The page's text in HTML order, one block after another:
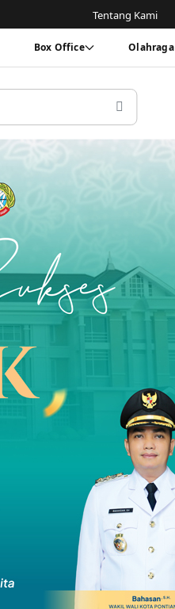
Tentang Kami
Box Office Olahraga
Cari